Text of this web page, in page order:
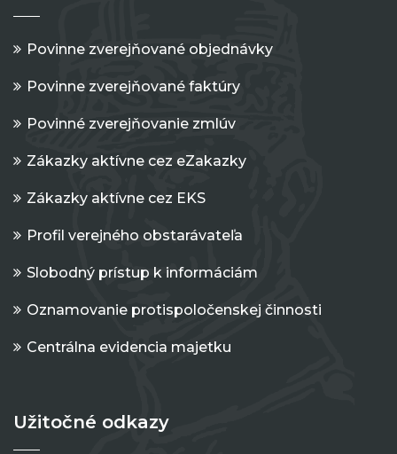
Povinne zverejňované objednávky
Povinne zverejňované faktúry
Povinné zverejňovanie zmlúv
Zákazky aktívne cez eZakazky
Zákazky aktívne cez EKS
Profil verejného obstarávateľa
Slobodný prístup k informáciám
Oznamovanie protispoločenskej činnosti
Centrálna evidencia majetku
Užitočné odkazy